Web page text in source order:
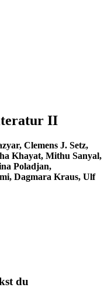
II
Clemens J. Setz,
Khayat, Mithu Sanyal,
Poladjan,
Dagmara Kraus, Ulf
du